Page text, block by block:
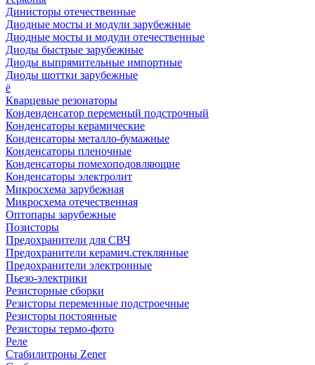
Динисторы отечественные
Диодные мосты и модули зарубежные
Диодные мосты и модули отечественные
Диоды быстрые зарубежные
Диоды выпрямительные импортные
Диоды шоттки зарубежные
ё
Кварцевые резонаторы
Конденденсатор переменый подстрочный
Конденсаторы керамические
Конденсаторы металло-бумажные
Конденсаторы пленочные
Конденсаторы помехоподовляющие
Конденсаторы электролит
Микросхема зарубежная
Микросхема отечественная
Оптопары зарубежные
Позисторы
Предохранители для СВЧ
Предохранители керамич.стеклянные
Предохранители электронные
Пьезо-электрики
Резисторные сборки
Резисторы переменные подстроечные
Резисторы постоянные
Резисторы термо-фото
Реле
Стабилитроны Zener